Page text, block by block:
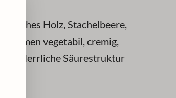
frisches Holz, Stachelbeere,
Gaumen vegetabil, cremig,
Herrliche Säurestruktur